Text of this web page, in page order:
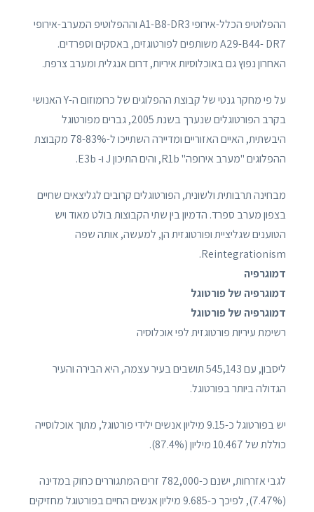
ההפלוטיפ הכלל-אירופי A1-B8-DR3 וההפלוטיפ המערב-אירופי
A29-B44- DR7 משותפים לפורטוגזים, באסקים וספרדים.
האחרון נפוץ גם באוכלוסיות איריות, דרום אנגלית ומערב צרפת.
על פי מחקר גנטי של קבוצת ההפלוגים של כרומוזום ה-Y האנושי
בקרב הפורטוגלים שנערך בשנת 2005, גברים מפורטוגל
היבשתית, האיים האזוריים ומדיירה השתייכו ל-78-83% מקבוצת
ההפלוגים "מערב אירופה" R1b, והים התיכון J ו- E3b.
מבחינה תרבותית ולשונית, הפורטוגלים קרובים לגליצאים שחיים
בצפון מערב ספרד. הדמיון בין שתי הקבוצות בולט מאוד ויש
הטוענים שגליציית ופורטוגזית הן, למעשה, אותה שפה
Reintegrationism.
דמוגרפיה
דמוגרפיה של פורטוגל
דמוגרפיה של פורטוגל
רשימת עיריות פורטוגזית לפי אוכלוסיה
ליסבון, עם 545,143 תושבים בעיר עצמה, היא הבירה והעיר
הגדולה ביותר בפורטוגל.
יש בפורטוגל כ-9.15 מיליון אנשים ילידי פורטוגל, מתוך אוכלוסייה
כוללת של 10.467 מיליון (87.4%).
לגבי אזרחות, ישנם כ-782,000 זרים המתגוררים כחוק במדינה
(7.47%), לפיכך כ-9.685 מיליון אנשים החיים בפורטוגל מחזיקים